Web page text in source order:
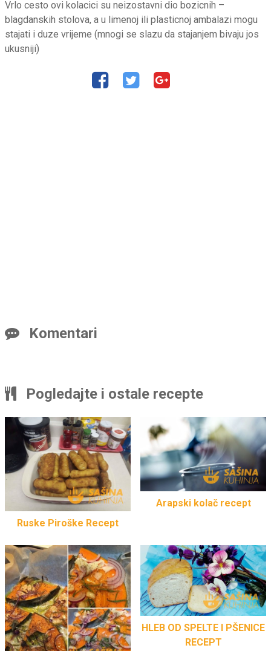
Vrlo cesto ovi kolacici su neizostavni dio bozicnih –
blagdanskih stolova, a u limenoj ili plasticnoj ambalazi mogu
stajati i duze vrijeme (mnogi se slazu da stajanjem bivaju jos
ukusniji)
Komentari
Pogledajte i ostale recepte
Ruske Piroške Recept
Arapski kolač recept
HLEB OD SPELTE I PŠENICE
RECEPT